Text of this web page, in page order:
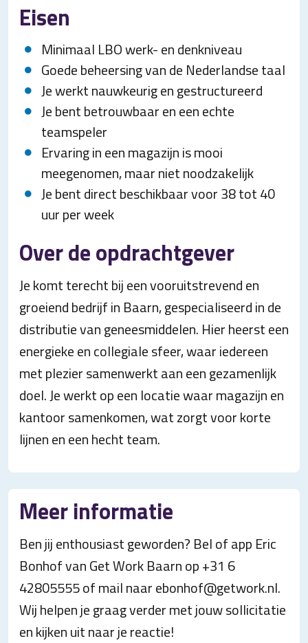
Eisen
Minimaal LBO werk- en denkniveau
Goede beheersing van de Nederlandse taal
Je werkt nauwkeurig en gestructureerd
Je bent betrouwbaar en een echte
teamspeler
Ervaring in een magazijn is mooi
meegenomen, maar niet noodzakelijk
Je bent direct beschikbaar voor 38 tot 40
uur per week
Over de opdrachtgever
Je komt terecht bij een vooruitstrevend en
groeiend bedrijf in Baarn, gespecialiseerd in de
distributie van geneesmiddelen. Hier heerst een
energieke en collegiale sfeer, waar iedereen
met plezier samenwerkt aan een gezamenlijk
doel. Je werkt op een locatie waar magazijn en
kantoor samenkomen, wat zorgt voor korte
lijnen en een hecht team.
Meer informatie
Ben jij enthousiast geworden? Bel of app Eric
Bonhof van Get Work Baarn op +31 6
42805555 of mail naar ebonhof@getwork.nl.
Wij helpen je graag verder met jouw sollicitatie
en kijken uit naar je reactie!